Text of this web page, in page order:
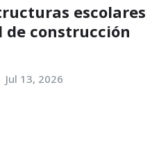
escolares
construcción
Jul 13, 2026